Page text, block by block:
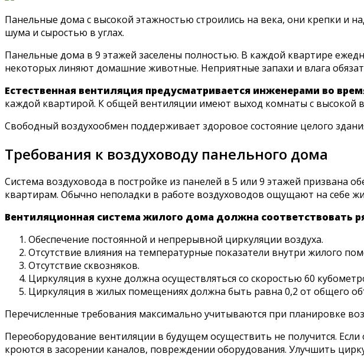
Панельные дома с высокой этажностью строились на века, они крепки и
шума и сыростью в углах.
Панельные дома в 9 этажей заселены полностью. В каждой квартире
некоторых линяют домашние животные. Неприятные запахи и влага
Естественная вентиляция предусматривается инженерами во
каждой квартирой. К общей вентиляции имеют выход комнаты с высокой
Свободный воздухообмен поддерживает здоровое состояние целого
Требования к воздуховоду панельного дома
Система воздуховода в постройке из панелей в 5 или 9 этажей призвана
квартирам. Обычно неполадки в работе воздуховодов ощущают на себе
Вентиляционная система жилого дома должна соответствовать
Обеспечение постоянной и непрерывной циркуляции воздуха.
Отсутствие влияния на температурные показатели внутри жилого
Отсутствие сквозняков.
Циркуляция в кухне должна осуществляться со скоростью 60
Циркуляция в жилых помещениях должна быть равна 0,2 от общего
Перечисленные требования максимально учитываются при планировке
Переоборудование вентиляции в будущем осуществить не получится.
кроются в засорении каналов, повреждении оборудования. Улучшить